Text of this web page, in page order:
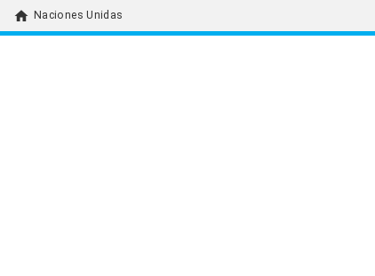
home Naciones Unidas